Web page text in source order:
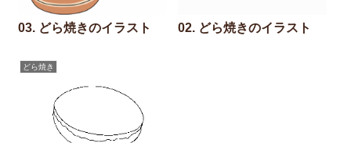
03. どら焼きのイラスト 02. どら焼きのイラスト
どら焼き